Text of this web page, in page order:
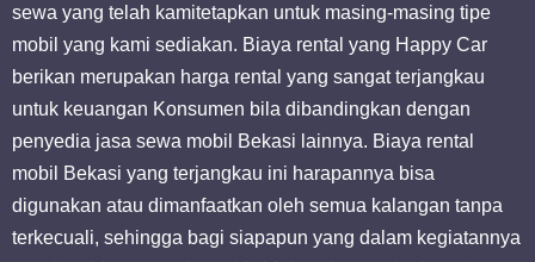
sewa yang telah kamitetapkan untuk masing-masing tipe
mobil yang kami sediakan. Biaya rental yang Happy Car
berikan merupakan harga rental yang sangat terjangkau
untuk keuangan Konsumen bila dibandingkan dengan
penyedia jasa sewa mobil Bekasi lainnya. Biaya rental
mobil Bekasi yang terjangkau ini harapannya bisa
digunakan atau dimanfaatkan oleh semua kalangan tanpa
terkecuali, sehingga bagi siapapun yang dalam kegiatannya